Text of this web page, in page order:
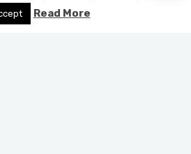
Read More